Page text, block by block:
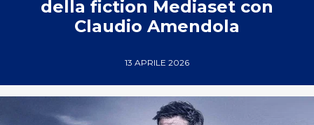
della fiction Mediaset con
Claudio Amendola
13 APRILE 2026